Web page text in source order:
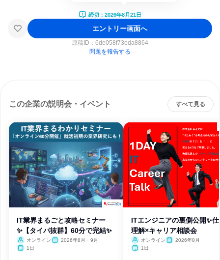
締切：2026年8月21日
エントリー画面へ
原稿ID： 6de058f73eda8864
問題を報告する
この企業の説明会・イベント すべて見る
IT業界まるごと攻略セミナー
✨【タイパ抜群】60分で完結✨
オンライン
2026年8月・9月
1日
ITエンジニアの裏側公開✨
理解×キャリア相談会
オンライン
2026年8月
1日